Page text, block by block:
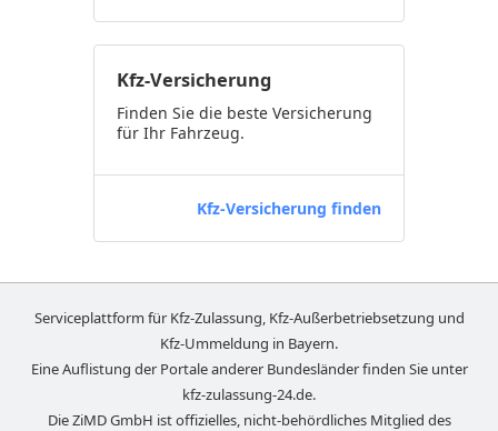
Kfz-Versicherung
Finden Sie die beste Versicherung
für Ihr Fahrzeug.
Kfz-Versicherung finden
Serviceplattform für Kfz-Zulassung, Kfz-Außerbetriebsetzung und
Kfz-Ummeldung in Bayern.
Eine Auflistung der Portale anderer Bundesländer finden Sie unter
kfz-zulassung-24.de.
Die ZiMD GmbH ist offizielles, nicht-behördliches Mitglied des